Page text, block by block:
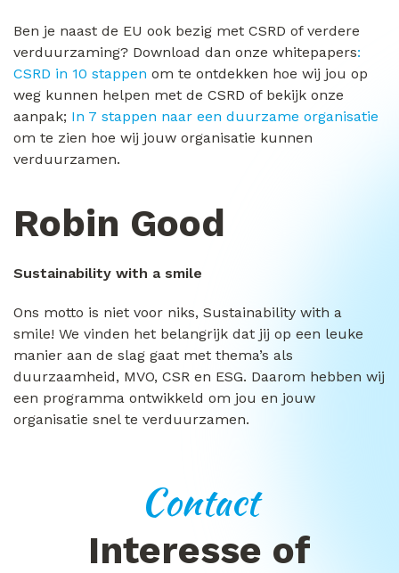
Ben je naast de EU ook bezig met CSRD of verdere
verduurzaming? Download dan onze whitepapers:
CSRD in 10 stappen om te ontdekken hoe wij jou op
weg kunnen helpen met de CSRD of bekijk onze
aanpak; In 7 stappen naar een duurzame organisatie
om te zien hoe wij jouw organisatie kunnen
verduurzamen.
Robin Good
Sustainability with a smile
Ons motto is niet voor niks, Sustainability with a
smile! We vinden het belangrijk dat jij op een leuke
manier aan de slag gaat met thema’s als
duurzaamheid, MVO, CSR en ESG. Daarom hebben wij
een programma ontwikkeld om jou en jouw
organisatie snel te verduurzamen.
Contact
Interesse of